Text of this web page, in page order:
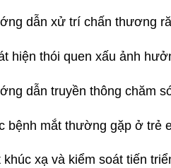
dẫn xử trí chấn thương
hiện thói quen xấu ảnh
dẫn truyền thông chăm
bệnh mắt thường gặp ở trẻ
khúc xạ và kiểm soát tiến